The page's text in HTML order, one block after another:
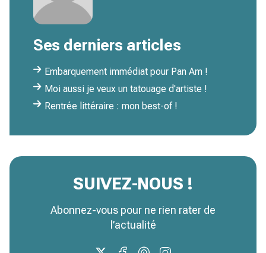
Ses derniers articles
Embarquement immédiat pour Pan Am !
Moi aussi je veux un tatouage d'artiste !
Rentrée littéraire : mon best-of !
SUIVEZ-NOUS !
Abonnez-vous pour ne rien rater de
l’actualité